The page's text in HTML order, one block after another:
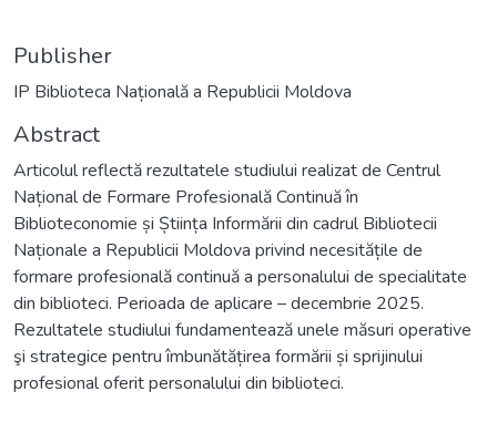
Publisher
IP Biblioteca Națională a Republicii Moldova
Abstract
Articolul reflectă rezultatele studiului realizat de Centrul
Național de Formare Profesională Continuă în
Biblioteconomie și Știința Informării din cadrul Bibliotecii
Naționale a Republicii Moldova privind necesitățile de
formare profesională continuă a personalului de specialitate
din biblioteci. Perioada de aplicare – decembrie 2025.
Rezultatele studiului fundamentează unele măsuri operative
şi strategice pentru îmbunătățirea formării și sprijinului
profesional oferit personalului din biblioteci.